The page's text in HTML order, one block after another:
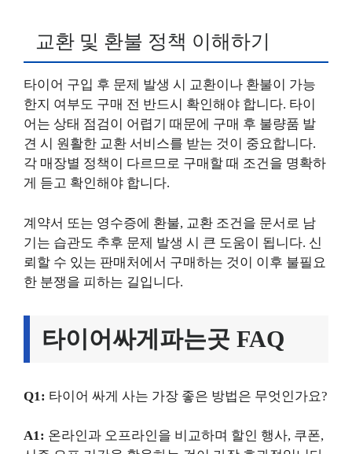
교환 및 환불 정책 이해하기
타이어 구입 후 문제 발생 시 교환이나 환불이 가능
한지 여부도 구매 전 반드시 확인해야 합니다. 타이
어는 상태 점검이 어렵기 때문에 구매 후 불량품 발
견 시 원활한 교환 서비스를 받는 것이 중요합니다.
각 매장별 정책이 다르므로 구매할 때 조건을 명확하
게 듣고 확인해야 합니다.
계약서 또는 영수증에 환불, 교환 조건을 문서로 남
기는 습관도 추후 문제 발생 시 큰 도움이 됩니다. 신
뢰할 수 있는 판매처에서 구매하는 것이 이후 불필요
한 분쟁을 피하는 길입니다.
타이어싸게파는곳 FAQ
Q1: 타이어 싸게 사는 가장 좋은 방법은 무엇인가요?
A1: 온라인과 오프라인을 비교하며 할인 행사, 쿠폰,